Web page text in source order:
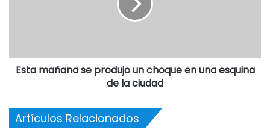
Provincial del Registro de la Propiedad de la provincia de
Buenos Aires, aprobados oportunamente en la resolución
(SCBA) 1799/2016, por los obrantes en el Anexo III de esta
Esta mañana se produjo un choque en una esquina
de la ciudad
Artículos Relacionados